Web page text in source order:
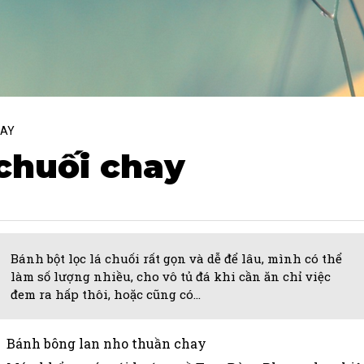
chay
Bánh bột lọc lá chuối rất gọn và dễ để lâu, mình có thể
làm số lượng nhiều, cho vô tủ đá khi cần ăn chỉ việc
đem ra hấp thôi, hoặc cũng có...
Bánh bông lan nho thuần chay